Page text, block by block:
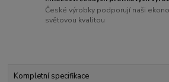
České výrobky podporují naši
světovou kvalitou
Kompletní specifikace